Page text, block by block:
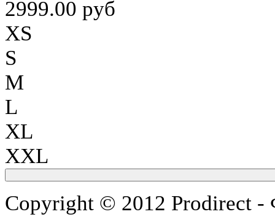
2999.00 руб
XS
S
M
L
XL
XXL
Copyright © 2012 Prodirect -